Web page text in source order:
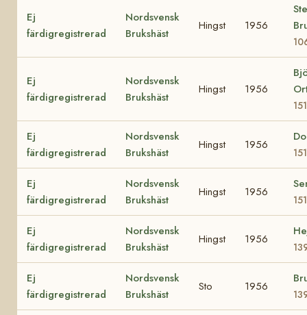
Ej
färdigregistrerad
Nordsvensk
Brukshäst
Hingst 1956
Ej
färdigregistrerad
Nordsvensk
Brukshäst
Hingst 1956
Ej
färdigregistrerad
Nordsvensk
Brukshäst
Hingst 1956
Ej
färdigregistrerad
Nordsvensk
Brukshäst
Hingst 1956
Ej
färdigregistrerad
Nordsvensk
Brukshäst
Hingst 1956
Ej
färdigregistrerad
Nordsvensk
Brukshäst
Sto 1956